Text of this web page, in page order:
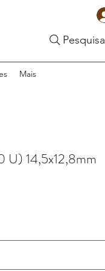
Pesquisa
Mais
U) 14,5x12,8mm